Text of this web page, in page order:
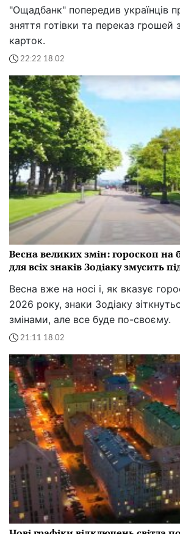
"Ощадбанк" попередив українців
зняття готівки та переказ грошей
карток.
22:22 18.02
Весна великих змін: гороскоп на
для всіх знаків Зодіаку змусить
Весна вже на носі і, як вказує
2026 року, знаки Зодіаку
змінами, але все буде по-своєму.
21:11 18.02